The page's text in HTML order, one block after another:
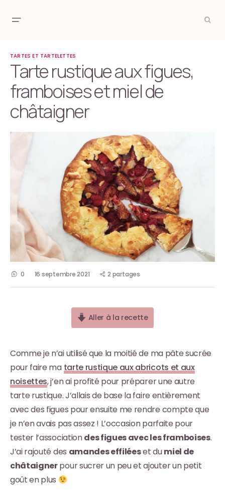
TARTES ET TARTELETTES
Tarte rustique aux figues,
framboises et miel de
châtaigner
0 16 septembre 2021 2 partages
Aller à la recette
Comme je n’ai utilisé que la moitié de ma pâte sucrée
pour faire ma tarte rustique aux abricots et aux
noisettes, j’en ai profité pour préparer une autre
tarte rustique. J’allais de base la faire entièrement
avec des figues pour ensuite me rendre compte que
je n’en avais pas assez ! L’occasion parfaite pour
tester l’associationdes figues avec les framboises.
J’ai rajouté des amandes effiléeset dumiel de
châtaignerpour sucrer un peu et ajouter un petit
goût en plus